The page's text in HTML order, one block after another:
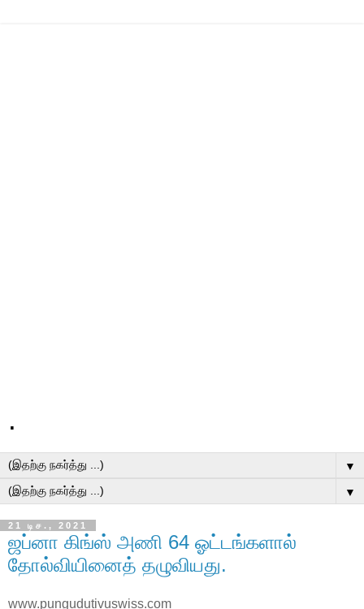
.
▼
▼
21 டிச., 2021
ஜப்னா கிங்ஸ் அணி 64 ஓட்டங்களால்
தோல்வியினைத் தழுவியது.
www.pungudutivuswiss.com